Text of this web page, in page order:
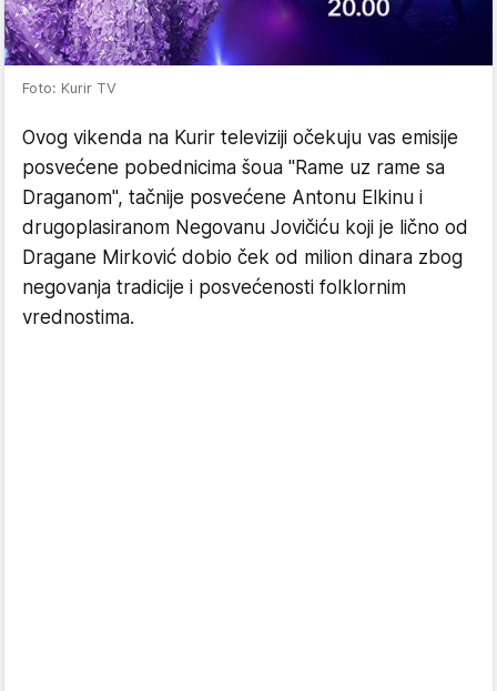
Foto: Kurir TV
Ovog vikenda na Kurir televiziji očekuju vas emisije
posvećene pobednicima šoua "Rame uz rame sa
Draganom", tačnije posvećene Antonu Elkinu i
drugoplasiranom Negovanu Jovičiću koji je lično od
Dragane Mirković dobio ček od milion dinara zbog
negovanja tradicije i posvećenosti folklornim
vrednostima.